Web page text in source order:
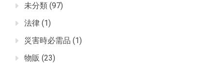
未分類 (97)
法律 (1)
災害時必需品 (1)
物販 (23)